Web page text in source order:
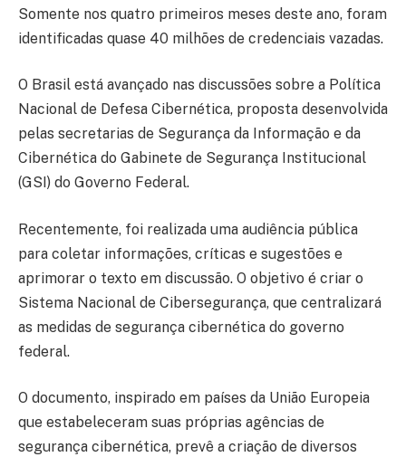
Somente nos quatro primeiros meses deste ano, foram
identificadas quase 40 milhões de credenciais vazadas.
O Brasil está avançado nas discussões sobre a Política
Nacional de Defesa Cibernética, proposta desenvolvida
pelas secretarias de Segurança da Informação e da
Cibernética do Gabinete de Segurança Institucional
(GSI) do Governo Federal.
Recentemente, foi realizada uma audiência pública
para coletar informações, críticas e sugestões e
aprimorar o texto em discussão. O objetivo é criar o
Sistema Nacional de Cibersegurança, que centralizará
as medidas de segurança cibernética do governo
federal.
O documento, inspirado em países da União Europeia
que estabeleceram suas próprias agências de
segurança cibernética, prevê a criação de diversos